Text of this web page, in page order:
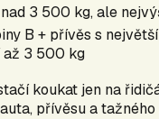
3 500 kg, ale
B + přívěs s
až 3 500 kg
koukat jen na
přívěsu a tažného